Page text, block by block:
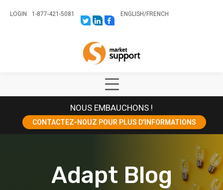
LOGIN
1-877-421-5081
LINK
TO:
LINK
TO:
TRK=BIZ-
COMPANIES-
CYM
LINK
TO:
ENGLISH/FRENCH
Show
Main
Menu
NOUS EMBAUCHONS !
CONTACTEZ-NOUZ POUR PLUS D’INFORMATIONS
Adapt Blog